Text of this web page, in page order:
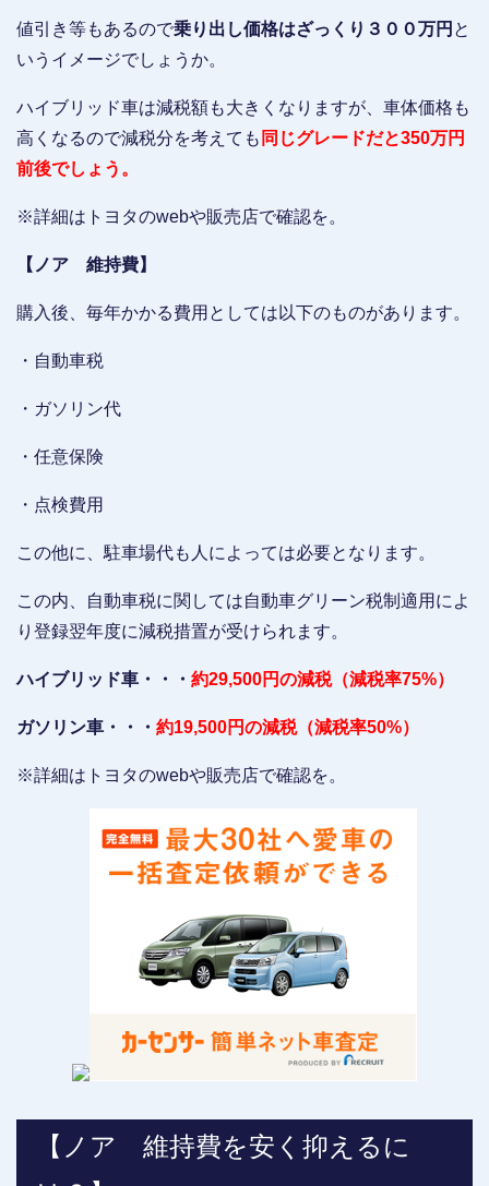
値引き等もあるので乗り出し価格はざっくり３００万円 と
いうイメージでしょうか。
ハイブリッド車は減税額も大きくなりますが、車体価格も
高くなるので減税分を考えても 同じグレードだと350万円
前後でしょう。
※詳細はトヨタのwebや販売店で確認を。
【ノア 維持費】
購入後、毎年かかる費用としては以下のものがあります。
・自動車税
・ガソリン代
・任意保険
・点検費用
この他に、駐車場代も人によっては必要となります。
この内、自動車税に関しては自動車グリーン税制適用によ
り登録翌年度に減税措置が受けられます。
ハイブリッド車・・・ 約29,500円の減税（減税率75%）
ガソリン車・・・ 約19,500円の減税（減税率50%）
※詳細はトヨタのwebや販売店で確認を。
【ノア 維持費を安く抑えるに